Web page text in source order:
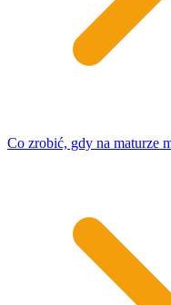
Co zrobić, gdy na maturze